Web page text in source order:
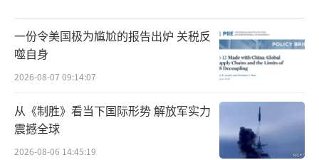
一份令美国极为尴尬的报告出炉 关税反
噬自身
2026-08-07 09:14:07
从《制胜》看当下国际形势 解放军实力
震撼全球
2026-08-06 14:45:19